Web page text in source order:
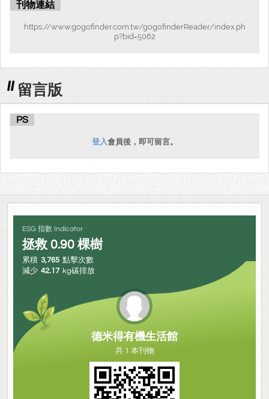
刊物連結
https://www.gogofinder.com.tw/gogofinderReader/index.ph
p?bid=5062
留言版
PS
登入會員後，即可留言。
ESG 指數 Indicator
拯救 0.90 棵樹
累積 3,765 點擊次數
減少 42.17 kg碳排放
德米得有機生活館
共 1 本刊物